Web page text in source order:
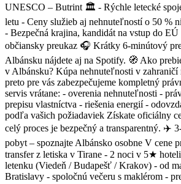
UNESCO – Butrint 🏛️ - Rýchle letecké
letu - Ceny služieb aj nehnuteľností o 50 %
- Bezpečná krajina, kandidát na vstup do
občiansky preukaz 🎧 Krátky 6-minútový
Albánsku nájdete aj na Spotify. 🧭 Ako
v Albánsku? Kúpa nehnuteľnosti v zahraničí
preto pre vás zabezpečujeme kompletný
servis vrátane: - overenia nehnuteľnosti -
prepisu vlastníctva - riešenia energií -
podľa vašich požiadaviek Získate oficiálny
celý proces je bezpečný a transparentný. ✈️
pobyt – spoznajte Albánsko osobne V cene
transfer z letiska v Tirane - 2 noci v 5★
letenku (Viedeň / Budapešť / Krakov) - od
Bratislavy - spoločnú večeru s maklérom -